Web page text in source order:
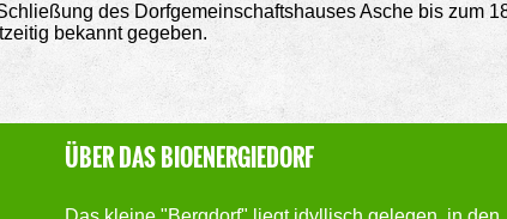
des Dorfgemeinschaftshauses Asche bis zum
bekannt gegeben.
ÜBER DAS BIOENERGIEDORF